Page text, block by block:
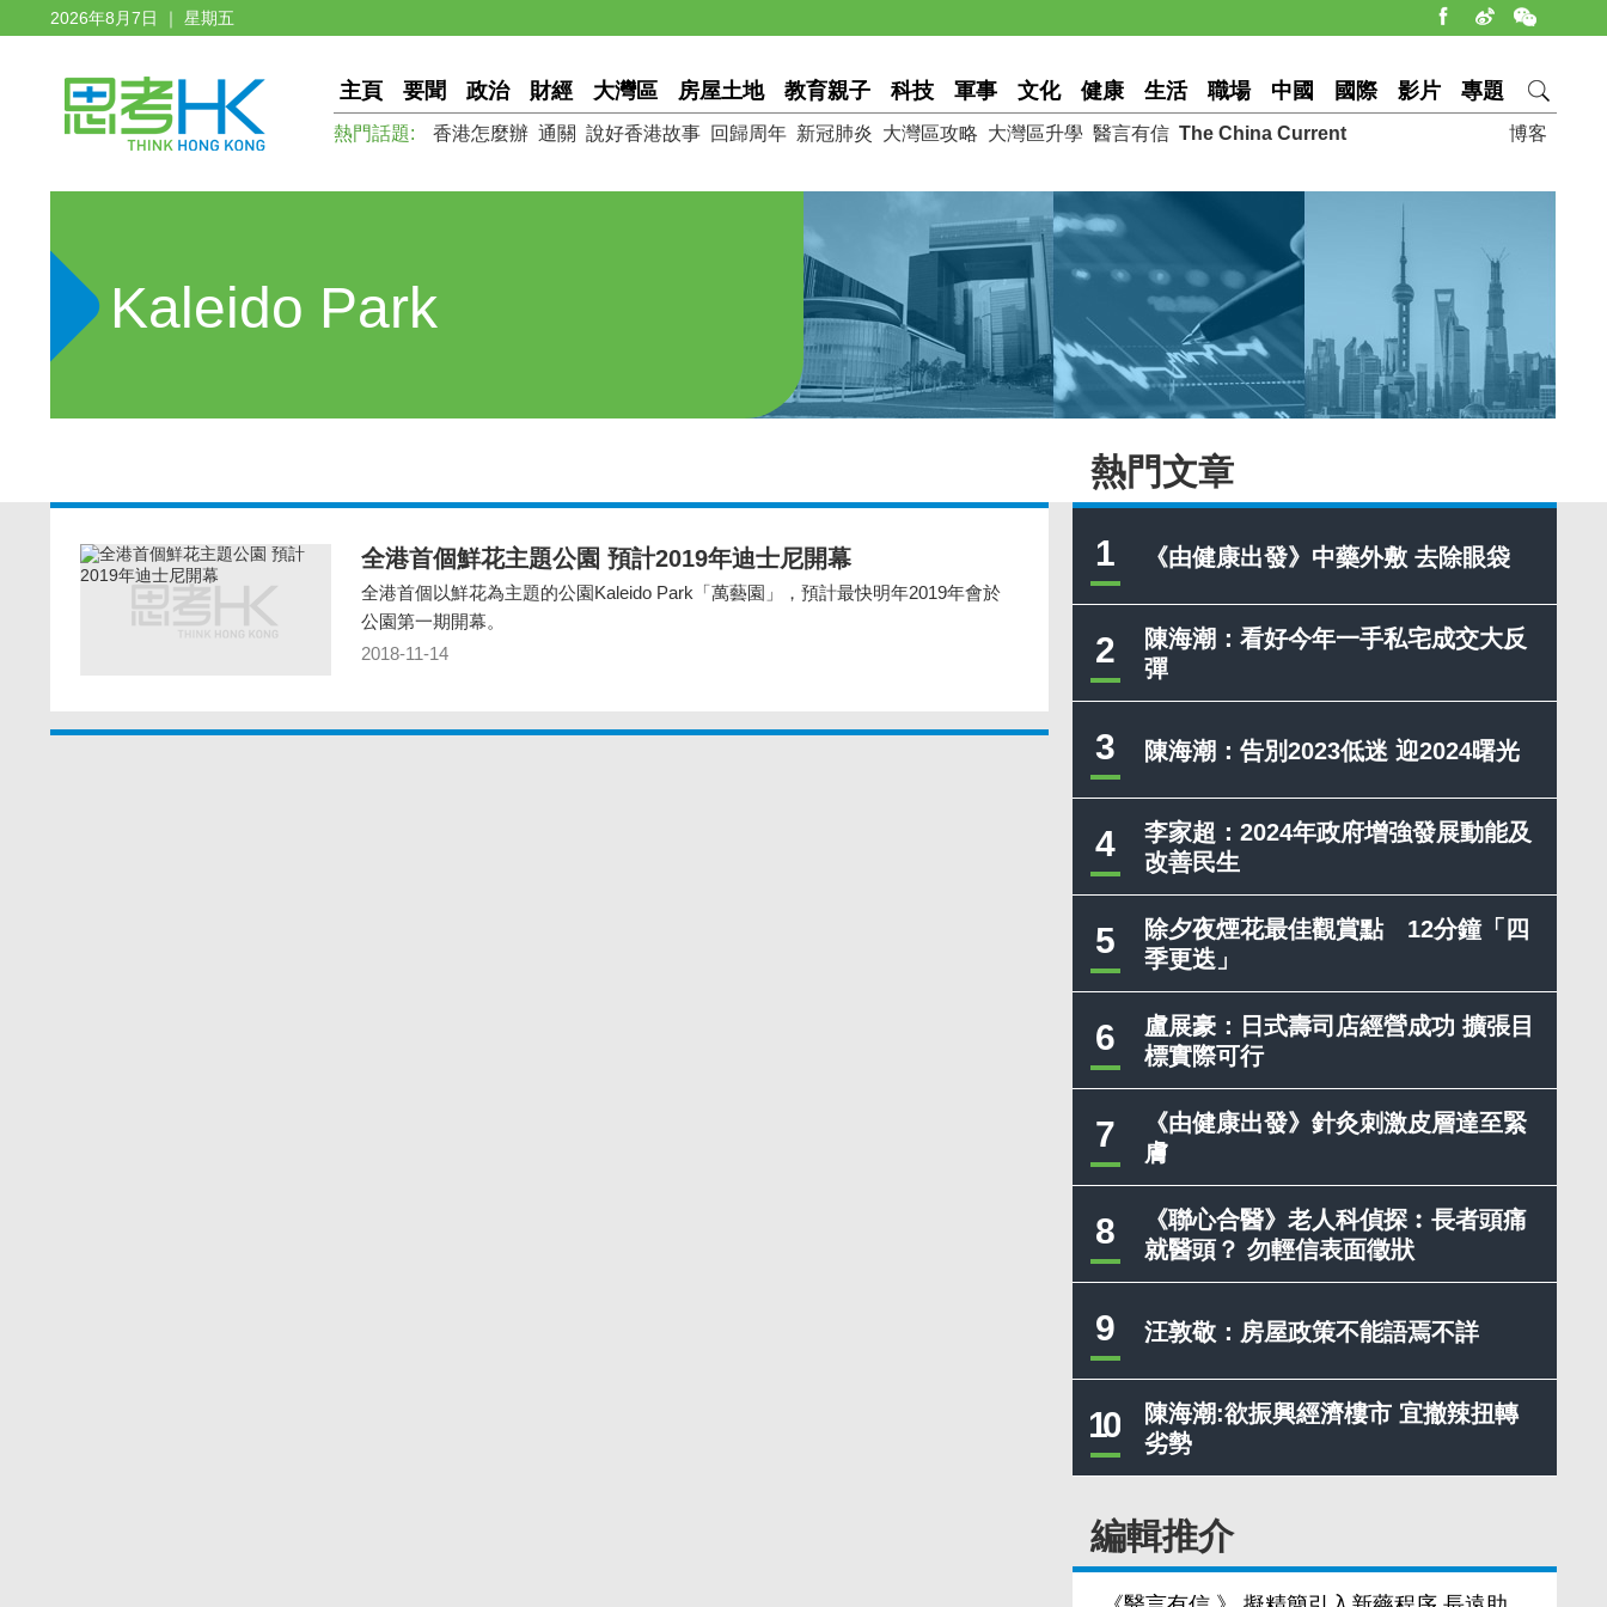
2026年8月7日 ｜ 星期五
主頁 要聞 政治 財經 大灣區 房屋土地 教育親子 科技 軍事 文化 健康 生活 職場 中國 國際 影片 專題
博客
熱門話題: 香港怎麼辦 通關 說好香港故事 回歸周年 新冠肺炎 大灣區攻略 大灣區升學 醫言有信 The China Current
Kaleido Park
熱門文章
1 《由健康出發》中藥外敷 去除眼袋
2
陳海潮：看好今年一手私宅成交大反
彈
3 陳海潮：告別2023低迷 迎2024曙光
4
李家超：2024年政府增強發展動能及
改善民生
5
除夕夜煙花最佳觀賞點 12分鐘「四
季更迭」
6
盧展豪：日式壽司店經營成功 擴張目
標實際可行
7
《由健康出發》針灸刺激皮層達至緊
膚
8
《聯心合醫》老人科偵探︰長者頭痛
就醫頭？ 勿輕信表面徵狀
9 汪敦敬：房屋政策不能語焉不詳
10
陳海潮:欲振興經濟樓市 宜撤辣扭轉
劣勢
編輯推介
全港首個鮮花主題公園 預計2019年迪士尼開幕
全港首個以鮮花為主題的公園Kaleido Park「萬藝園」，預計最快明年2019年會於
公園第一期開幕。
2018-11-14